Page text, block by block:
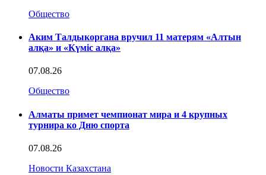
Общество
Аким Талдыкоргана вручил 11 матерям «Алтын
алқа» и «Күміс алқа»
07.08.26
Общество
Алматы примет чемпионат мира и 4 крупных
турнира ко Дню спорта
07.08.26
Новости Казахстана